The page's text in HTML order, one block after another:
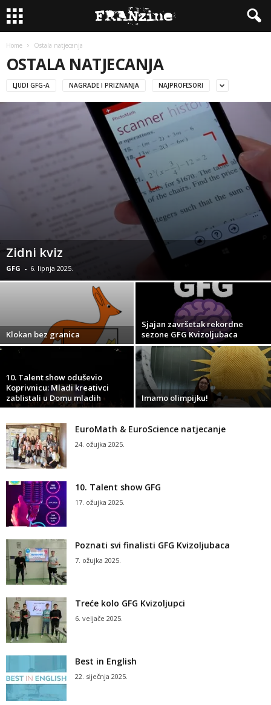
Home Ostala natjecanja
OSTALA NATJECANJA
LJUDI GFG-A NAGRADE I PRIZNANJA NAJPROFESORI
Zidni kviz
GFG - 6. lipnja 2025.
Klokan bez granica
Sjajan završetak rekordne
sezone GFG Kvizoljubaca
10. Talent show oduševio
Koprivnicu: Mladi kreativci
zablistali u Domu mladih
Imamo olimpijku!
EuroMath & EuroScience natjecanje
24. ožujka 2025.
10. Talent show GFG
17. ožujka 2025.
Poznati svi finalisti GFG Kvizoljubaca
7. ožujka 2025.
Treće kolo GFG Kvizoljupci
6. veljače 2025.
Best in English
22. siječnja 2025.